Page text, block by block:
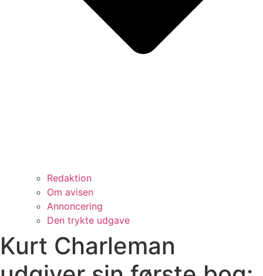
Redaktion
Om avisen
Annoncering
Den trykte udgave
Kurt Charleman